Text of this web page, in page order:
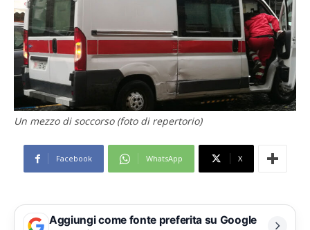
Un mezzo di soccorso (foto di repertorio)
Facebook WhatsApp X
Aggiungi come fonte preferita su Google